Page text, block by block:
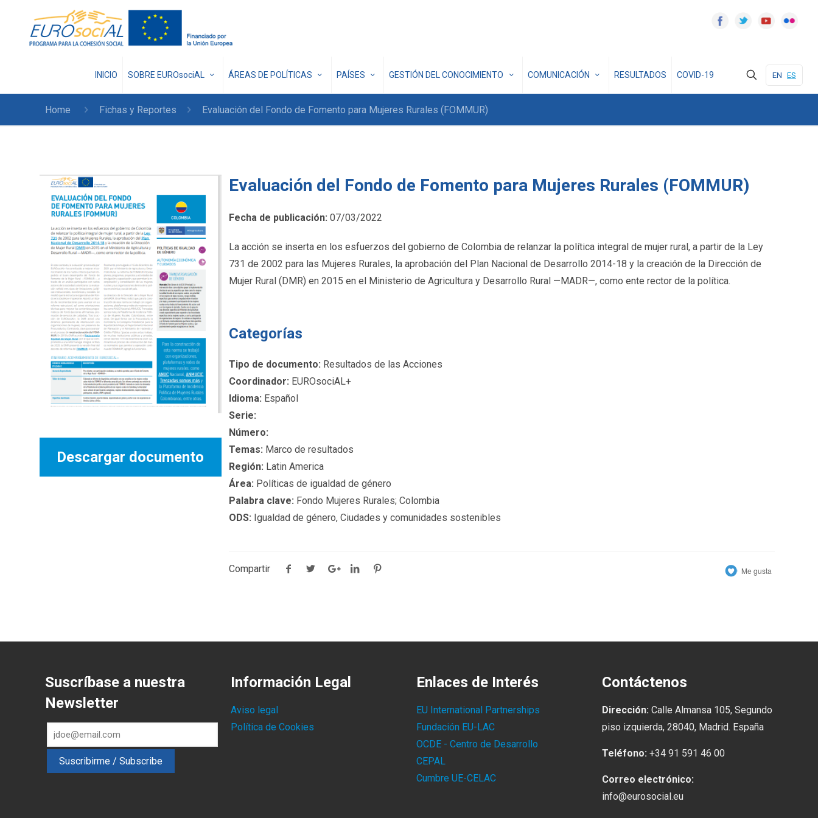
INICIO SOBRE EUROsociAL ÁREAS DE POLÍTICAS PAÍSES GESTIÓN DEL CONOCIMIENTO COMUNICACIÓN RESULTADOS COVID-19 EN ES
Home Fichas y Reportes Evaluación del Fondo de Fomento para Mujeres Rurales (FOMMUR)
Descargar documento
Evaluación del Fondo de Fomento para Mujeres Rurales (FOMMUR)
Fecha de publicación: 07/03/2022
La acción se inserta en los esfuerzos del gobierno de Colombia de relanzar la política integral de mujer rural, a partir de la Ley
731 de 2002 para las Mujeres Rurales, la aprobación del Plan Nacional de Desarrollo 2014-18 y la creación de la Dirección de
Mujer Rural (DMR) en 2015 en el Ministerio de Agricultura y Desarrollo Rural —MADR—, como ente rector de la política.
Categorías
Tipo de documento: Resultados de las Acciones
Coordinador: EUROsociAL+
Idioma: Español
Serie:
Número:
Temas: Marco de resultados
Región: Latin America
Área: Políticas de igualdad de género
Palabra clave: Fondo Mujeres Rurales; Colombia
ODS: Igualdad de género, Ciudades y comunidades sostenibles
Compartir Me gusta
Suscríbase a nuestra
Newsletter
Información Legal
Aviso legal
Política de Cookies
Enlaces de Interés
EU International Partnerships
Fundación EU-LAC
OCDE - Centro de Desarrollo
CEPAL
Cumbre UE-CELAC
Contáctenos
Dirección: Calle Almansa 105, Segundo
piso izquierda, 28040, Madrid. España
Teléfono: +34 91 591 46 00
Correo electrónico:
info@eurosocial.eu